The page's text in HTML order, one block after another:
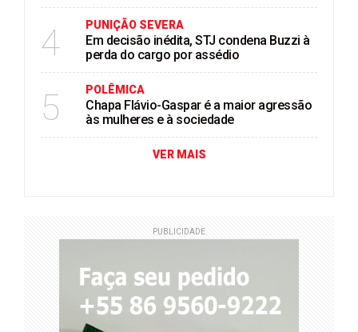
4 PUNIÇÃO SEVERA
Em decisão inédita, STJ condena Buzzi à
perda do cargo por assédio
5 POLÊMICA
Chapa Flávio-Gaspar é a maior agressão
às mulheres e à sociedade
VER MAIS
PUBLICIDADE